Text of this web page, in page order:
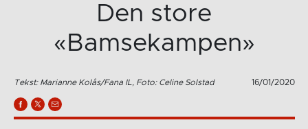
Den store
«Bamsekampen»
Tekst: Marianne Kolås/Fana IL, Foto: Celine Solstad 16/01/2020